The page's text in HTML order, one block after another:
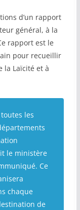
d’un rapport
général, à la
rapport est le
pour recueillir
la Laïcité et à
les
le ministère
Ce
chaque
de